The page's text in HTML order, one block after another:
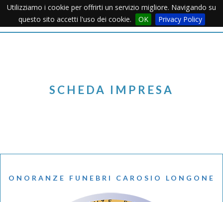
Utilizziamo i cookie per offrirti un servizio migliore. Navigando su
questo sito accetti l'uso dei cookie.
OK Privacy PolicyMenu
SCHEDA IMPRESA
ONORANZE FUNEBRI CAROSIO LONGONE